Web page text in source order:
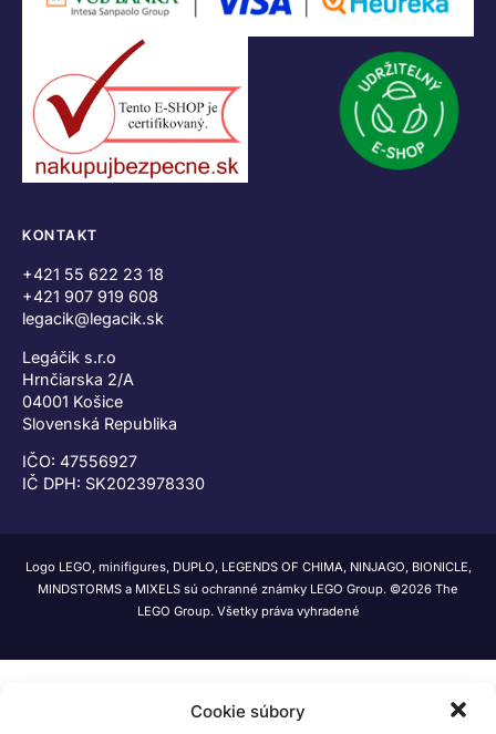
Cookie súbory
KONTAKT
+421 55 622 23 18
+421 907 919 608
legacik@legacik.sk
Legáčik s.r.o
Hrnčiarska 2/A
04001 Košice
Slovenská Republika
IČO: 47556927
IČ DPH: SK2023978330
Logo LEGO, minifigures, DUPLO, LEGENDS OF CHIMA, NINJAGO, BIONICLE,
MINDSTORMS a MIXELS sú ochranné známky LEGO Group. ©2026 The
LEGO Group. Všetky práva vyhradené